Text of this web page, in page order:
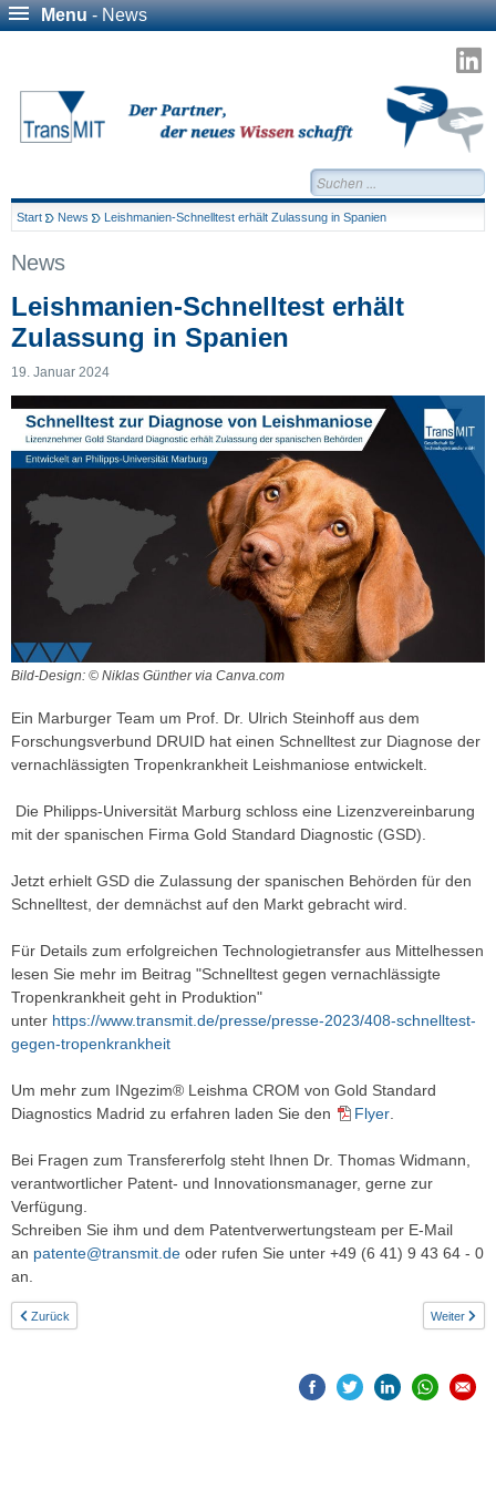
Menu- News
Suchen...
Start News Leishmanien-Schnelltest erhält Zulassung in Spanien
News
Leishmanien-Schnelltest erhält
Zulassung in Spanien
19. Januar 2024
Bild-Design: © Niklas Günther via Canva.com
Ein Marburger Team um Prof. Dr. Ulrich Steinhoff aus dem
Forschungsverbund DRUID hat einen Schnelltest zur Diagnose der
vernachlässigten Tropenkrankheit Leishmaniose entwickelt.
Die Philipps-Universität Marburg schloss eine Lizenzvereinbarung
mit der spanischen Firma Gold Standard Diagnostic (GSD).
Jetzt erhielt GSD die Zulassung der spanischen Behörden für den
Schnelltest, der demnächst auf den Markt gebracht wird.
Für Details zum erfolgreichen Technologietransfer aus Mittelhessen
lesen Sie mehr im Beitrag "Schnelltest gegen vernachlässigte
Tropenkrankheit geht in Produktion"
unter https://www.transmit.de/presse/presse-2023/408-schnelltest-
gegen-tropenkrankheit
Um mehr zum INgezim® Leishma CROM von Gold Standard
Diagnostics Madrid zu erfahren laden Sie den
Flyer
Bei Fragen zum Transfererfolg steht Ihnen Dr. Thomas Widmann,
verantwortlicher Patent- und Innovationsmanager, gerne zur
Verfügung.
Schreiben Sie ihm und dem Patentverwertungsteam per E-Mail
an patente@transmit.de oder rufen Sie unter +49 (6 41) 9 43 64 - 0
an.
Zurück Weiter